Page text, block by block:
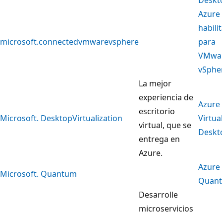
microsoft.connectedvmwarevsphere
Azure
para
Microsoft. DesktopVirtualization
La mejor
experiencia de
escritorio
virtual, que se
entrega en
Azure.
Azure
Microsoft. Quantum
Azure
Desarrolle
microservicios